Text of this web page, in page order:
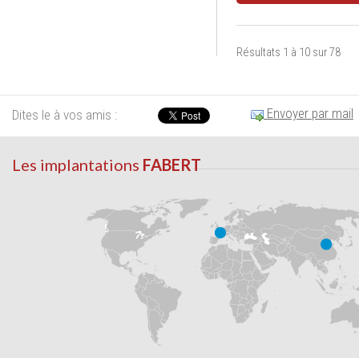
Résultats 1 à 10 sur 78
Dites le à vos amis : Envoyer par mail
Les implantations FABERT